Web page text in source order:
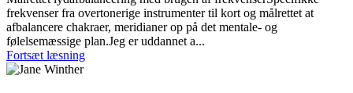
frekvenser fra overtonerige instrumenter til kort og målrettet at
afbalancere chakraer, meridianer op på det mentale- og
følelsemæssige plan.Jeg er uddannet a...
Fortsæt læsning